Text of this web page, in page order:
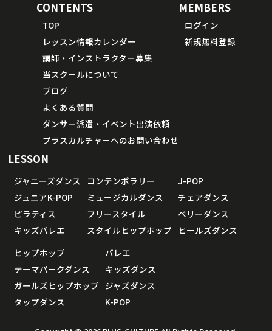
CONTENTS
TOP
レッスン情報カレンダー
講師・インストラクター募集
当スクールについて
ブログ
よくある質問
ダンサー派遣・イベント出演依頼
プラスカルチャーへのお問い合わせ
MEMBERS
ログイン
新規無料登録
LESSON
ジャニーズダンス
ジュニアK-POP
ピラティス
キッズバレエ
コンテンポラリー
ミュージカルダンス
フリースタイル
スタイルヒップホップ
J-POP
チェアダンス
ベリーダンス
ヒールズダンス
ヒップホップ
テーマパークダンス
ガールズヒップホップ
タップダンス
バレエ
キッズダンス
ジャズダンス
K-POP